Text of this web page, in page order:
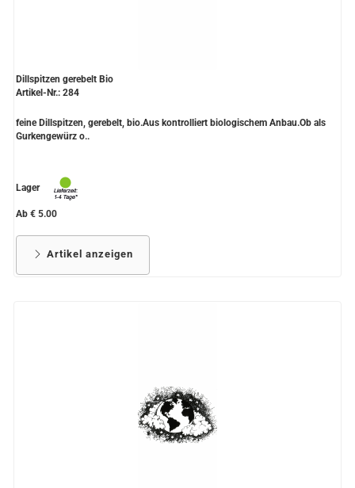
Dillspitzen gerebelt Bio
Artikel-Nr.: 284
feine Dillspitzen, gerebelt, bio.Aus kontrolliert biologischem Anbau.Ob als
Gurkengewürz o..
Lager
Ab € 5.00
Artikel anzeigen